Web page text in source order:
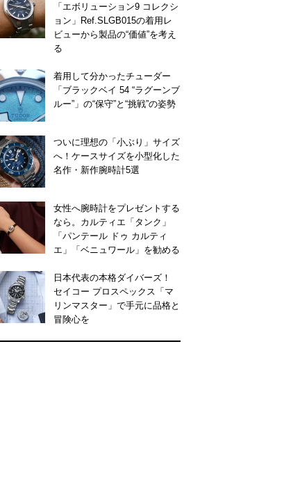
「エボリューション9 コレクシ
ョン」Ref.SLGB015の着用レ
ビューから製品の“価値”を考え
る
着用して分かったチューダー
「ブラックベイ 54 “ラグーンブ
ルー”」の“保守”と“挑戦”の姿勢
ついに理想の「小ぶり」サイズ
へ！ケースサイズを小型化した
名作・新作腕時計5選
女性へ腕時計をプレゼントする
なら。カルティエ「タンク」
「パンテール ドゥ カルティ
エ」「ベニュワール」を勧める
日本代表の本格ダイバーズ！
セイコー プロスペックス「マ
リンマスター」で手元に品格と
冒険心を